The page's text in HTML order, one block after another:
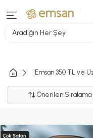
Aradığın Her Şey
Emsan 350 TL ve
Önerilen Sıralama